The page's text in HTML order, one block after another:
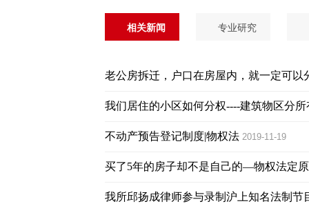
相关新闻
老公房拆迁，户口在房屋内，就一定可
我们居住的小区如何分权----建筑物区分所
不动产预告登记制度|物权法 2019-11-19
买了5年的房子却不是自己的—物权法定
我所邱扬成律师参与录制沪上知名法制
专业研究